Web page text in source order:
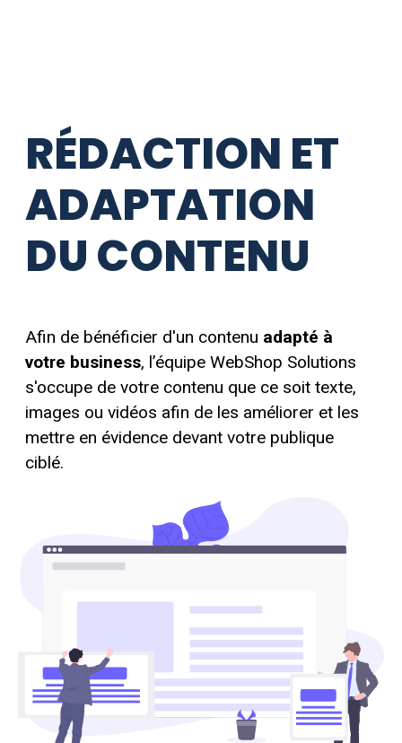
RÉDACTION ET
ADAPTATION
DU CONTENU
Afin de bénéficier d'un contenu adapté à
votre business, l’équipe WebShop Solutions
s'occupe de votre contenu que ce soit texte,
images ou vidéos afin de les améliorer et les
mettre en évidence devant votre publique
ciblé.